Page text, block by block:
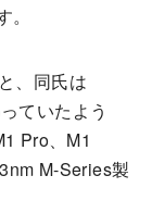
、同氏は
ていたよう
Pro、M1
M-Series製